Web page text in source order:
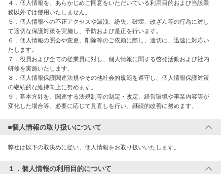
４．個人情報を、あらかじめご同意をいただいている利用目的および当該業
務以外では使用いたしません。
５．個人情報への不正アクセスや漏洩、紛失、破壊、改ざん等の行為に対し
て適切な保護対策を実施し、予防および是正を行います。
６．個人情報の照会や変更、削除等のご依頼に際し、適切に、迅速に対応い
たします。
７．役員および全ての従業員に対し、個人情報に関する啓発活動および社内
研修を実施いたします。
８．個人情報保護関連法規やその他社会的規範を遵守し、個人情報保護対策
の継続的な維持向上に努めます。
９．基本方針を、関連する法規制等の制定・改定、経営環境や事業内容等が
変化した場合等、必要に応じて見直しを行い、継続的改善に努めます。
■個人情報の取り扱いについて
弊社は以下の取決めに従い、個人情報をお取り扱いいたします。
１．個人情報の利用目的について